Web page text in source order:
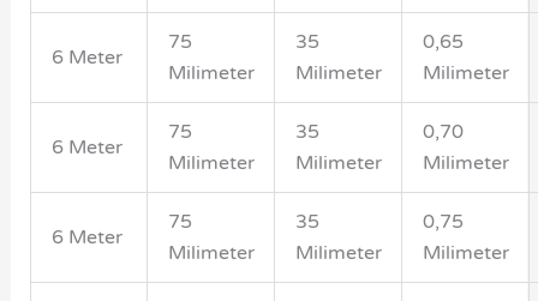
6 Meter
75
Milimeter
35
Milimeter
0,65
Milimeter
6 Meter
75
Milimeter
35
Milimeter
0,70
Milimeter
6 Meter
75
Milimeter
35
Milimeter
0,75
Milimeter